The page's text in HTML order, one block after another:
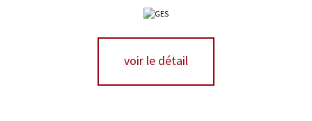
voir le détail